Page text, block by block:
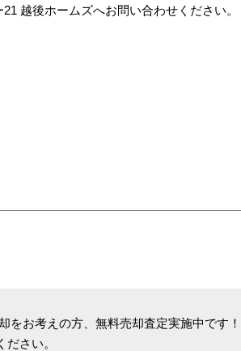
越後ホームズへお問い合わせください。
をお考えの方、 無料売却査定実施中です！
さい。